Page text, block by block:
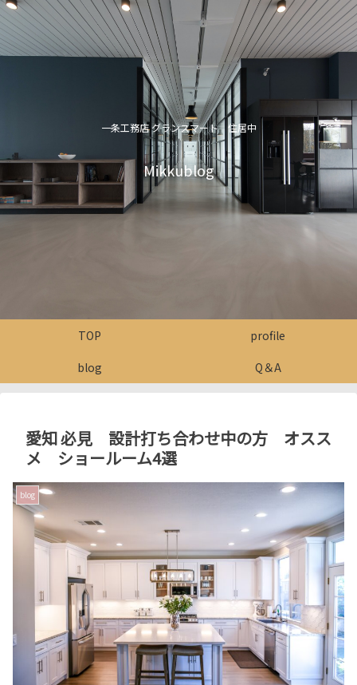
一条工務店 グランスマート 住居中
Mikkublog
TOP
profile
blog
Q＆A
愛知 必見 設計打ち合わせ中の方 オスス
メ ショールーム4選
blog